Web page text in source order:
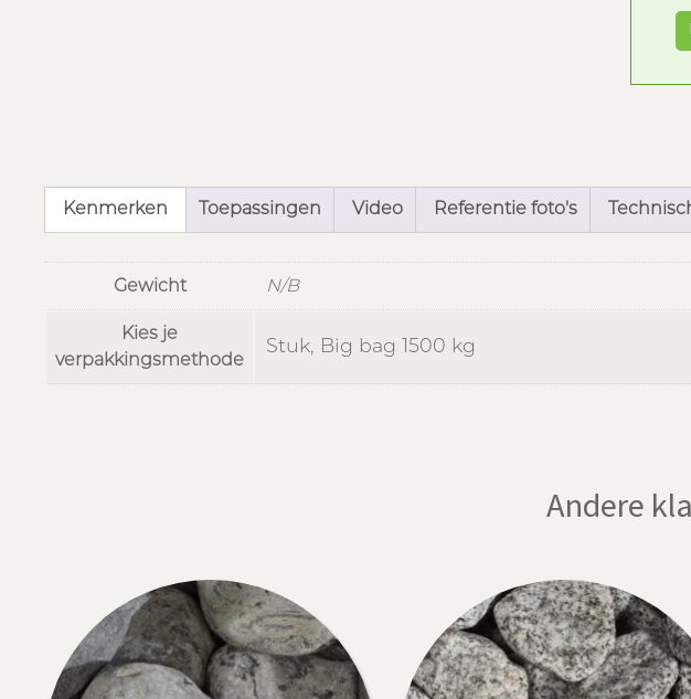
Kenmerken Toepassingen Video Referentie foto's
Gewicht N/B
Kies je
verpakkingsmethode
Stuk, Big bag 1500 kg
Andere